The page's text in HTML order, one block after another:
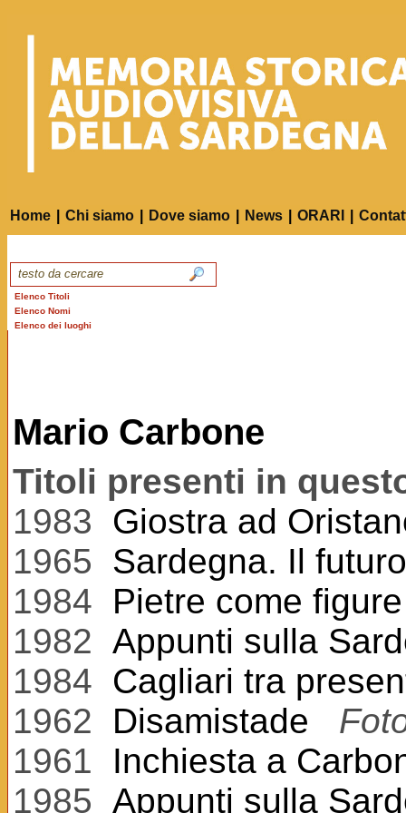
Home Chi siamo Dove siamo News ORARI
Elenco Titoli
Elenco Nomi
Elenco dei luoghi
Mario Carbone
Titoli presenti in
1983 Giostra ad
1965 Sardegna. Il
1984 Pietre come figure
1982 Appunti sulla
1984 Cagliari tra
1962 Disamistade
1961 Inchiesta a
1985 Appunti sulla